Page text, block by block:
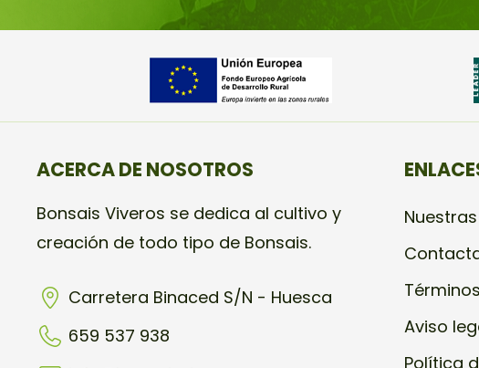
ACERCA DE NOSOTROS
Bonsais Viveros se dedica al cultivo y
creación de todo tipo de Bonsais.
Carretera Binaced S/N - Huesca
659 537 938
Aviso
Política